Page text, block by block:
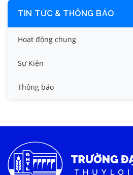
TIN TỨC & THÔNG BÁO
Hoạt động chung
Tin công tác sinh viên
Tin đào tạo
Tin tức chung
Sự Kiện
Thông báo